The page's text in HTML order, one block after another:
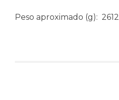
Peso aproximado (g): 2612